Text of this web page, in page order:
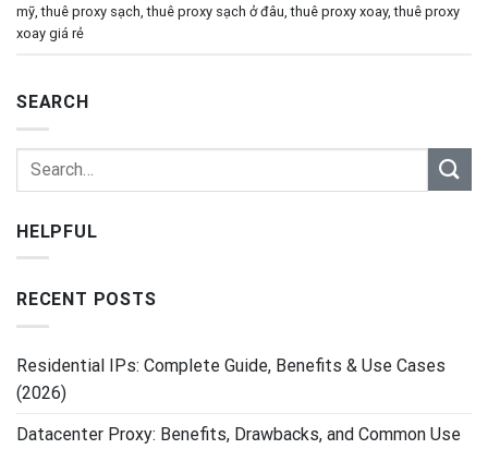
mỹ,thuê proxy sạch,thuê proxy sạch ở đâu,thuê proxy xoay,thuê proxy
xoay giá rẻ
SEARCH
HELPFUL
RECENT POSTS
Residential IPs: Complete Guide, Benefits & Use Cases
(2026)
Datacenter Proxy: Benefits, Drawbacks, and Common Use